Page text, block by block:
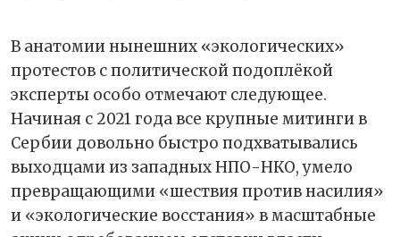
В анатомии нынешних «экологических»
протестов с политической подоплёкой
эксперты особо отмечают следующее.
Начиная с 2021 года все крупные митинги в
Сербии довольно быстро подхватывались
выходцами из западных НПО-НКО, умело
превращающими «шествия против насилия»
и «экологические восстания» в масштабные